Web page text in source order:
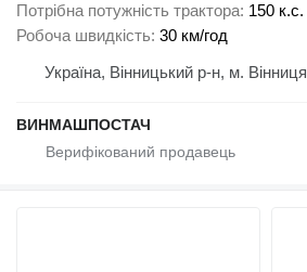
Потрібна потужність трактора 150 к.с.
Робоча швидкість 30 км/год
Україна, Вінницький р-н, м. Вінниця
ВИНМАШПОСТАЧ